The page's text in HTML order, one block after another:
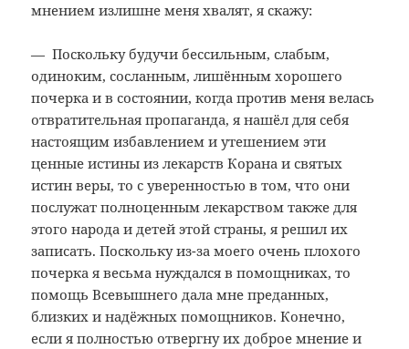
мнением излишне меня хвалят, я скажу:
— Поскольку будучи бессильным, слабым,
одиноким, сосланным, лишённым хорошего
почерка и в состоянии, когда против меня велась
отвратительная пропаганда, я нашёл для себя
настоящим избавлением и утешением эти
ценные истины из лекарств Корана и святых
истин веры, то с уверенностью в том, что они
послужат полноценным лекарством также для
этого народа и детей этой страны, я решил их
записать. Поскольку из-за моего очень плохого
почерка я весьма нуждался в помощниках, то
помощь Всевышнего дала мне преданных,
близких и надёжных помощников. Конечно,
если я полностью отвергну их доброе мнение и